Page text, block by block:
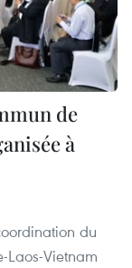
de
à
du
Vietnam